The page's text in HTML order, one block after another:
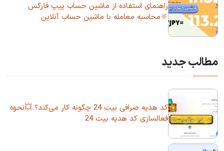
راهنمای استفاده از ماشین حساب پیپ فارکس
🔆محاسبه معامله با ماشین حساب آنلاین
مطالب جدید
کد هدیه صرافی بیت 24 چگونه کار می‌کند؟ 💥نحوه
فعالسازی کد هدیه بیت 24